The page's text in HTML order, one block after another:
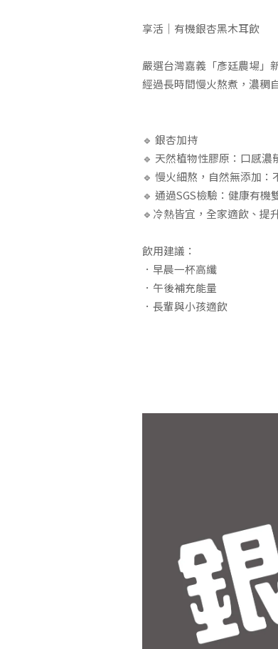
享活｜有機銀杏黑木耳飲
嚴選台灣嘉義「彥廷農場」
經過長時間慢火熬煮，濃稠
🔹 銀杏加持
🔹 天然植物性膠原：口感
🔹 慢火細熬，自然無添加
🔹 通過SGS檢驗：健康有機
🔹冷熱皆宜，全家適飲、提
飲用建議：
．早晨一杯高纖
．午後補充能量
．長輩與小孩適飲